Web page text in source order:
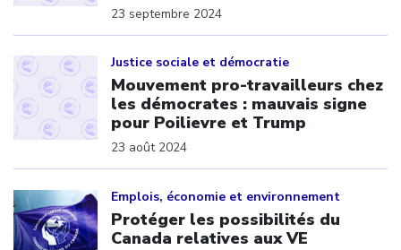
23 septembre 2024
Justice sociale et démocratie
Mouvement pro-travailleurs chez
les démocrates : mauvais signe
pour Poilievre et Trump
23 août 2024
Emplois, économie et environnement
Protéger les possibilités du
Canada relatives aux VE